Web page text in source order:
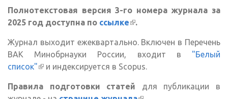
Полнотекстовая версия 3-го номера журнала за
2025 год доступна по ссылке(внешняя ссылка)
.
Журнал выходит ежеквартально. Включен в Перечень
ВАК Минобрнауки России, входит в "Белый
список"(внешняя ссылка)
и индексируется в Scopus.
Правила подготовки статей для публикации в